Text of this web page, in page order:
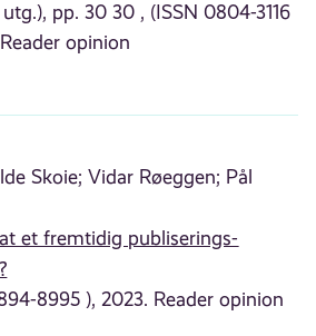
pp. 30 30 , (ISSN 0804-3116
opinion
Skoie; Vidar Røeggen; Pål
et fremtidig publiserings­­
8995 ), 2023. Reader opinion